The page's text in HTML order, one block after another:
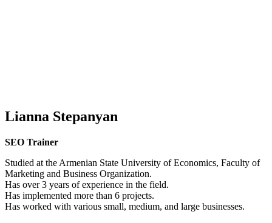
Lianna Stepanyan
SEO Trainer
Studied at the Armenian State University of Economics, Faculty of
Marketing and Business Organization.
Has over 3 years of experience in the field.
Has implemented more than 6 projects.
Has worked with various small, medium, and large businesses.